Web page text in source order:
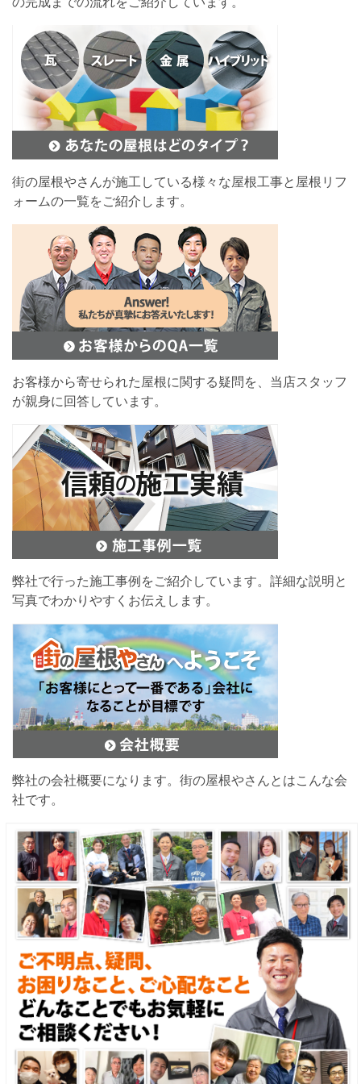
街の屋根やさんが施工している様々な屋根工事と屋根リフ
ォームの一覧をご紹介します。
お客様から寄せられた屋根に関する疑問を、当店スタッフ
が親身に回答しています。
弊社で行った施工事例をご紹介しています。詳細な説明と
写真でわかりやすくお伝えします。
弊社の会社概要になります。街の屋根やさんとはこんな会
社です。